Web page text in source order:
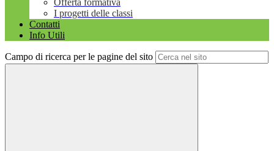
Offerta formativa
I progetti delle classi
Contatti
Info Utili
Campo di ricerca per le pagine del sito